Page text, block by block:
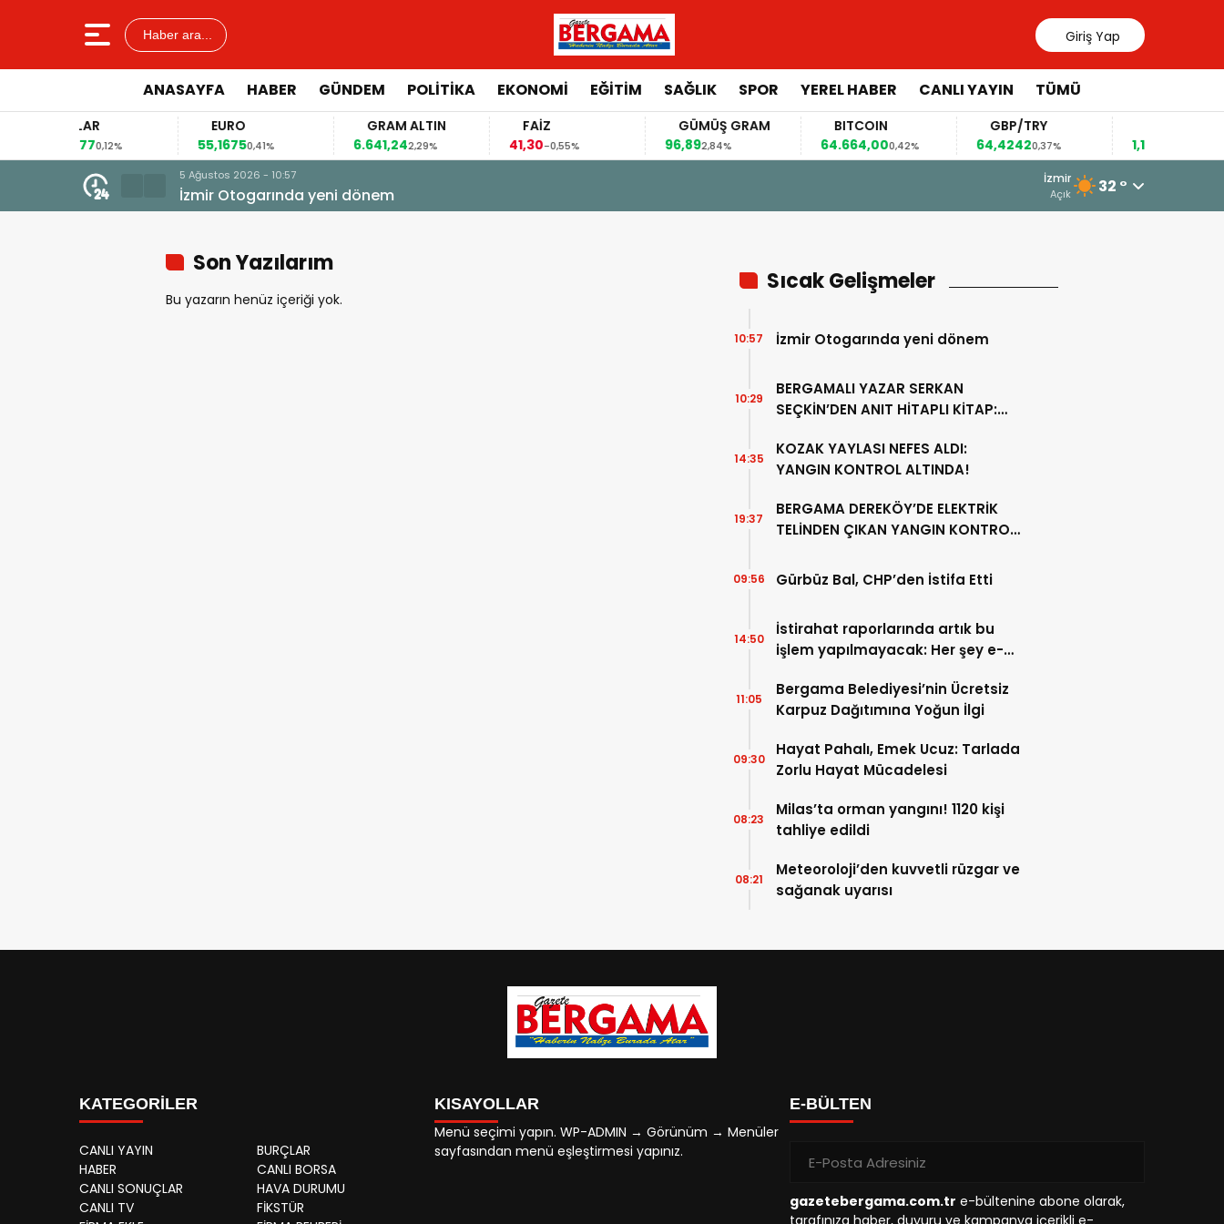
Haber ara... Giriş Yap
ANASAYFA HABER GÜNDEM POLİTİKA EKONOMİ EĞİTİM SAĞLIK SPOR YEREL HABER CANLI YAYIN TÜMÜ
0,12%
EURO
55,16750,41%
GRAM ALTIN
6.641,242,29%
FAİZ
41,30
-0,55%
GÜMÜŞ GRAM
96,892,84%
BITCOIN
64.664,000,42%
GBP/TRY
64,42420,37%
EUR/USD
1,1561
0,31%
BERGAMALI YAZAR SERKAN SEÇKİN’DEN ANIT HİTAPLI KİTAP: “PERGAMON’DAN ARTVİN’E” KOZAK
İzmir
Açık 32 °
Son Yazılarım
Bu yazarın henüz içeriği yok.
Sıcak Gelişmeler
İzmir Otogarında yeni dönem
10:57
BERGAMALI YAZAR SERKAN
SEÇKİN’DEN ANIT HİTAPLI KİTAP:
10:29
KOZAK YAYLASI NEFES ALDI:
YANGIN KONTROL ALTINDA!
14:35
BERGAMA DEREKÖY’DE ELEKTRİK
TELİNDEN ÇIKAN YANGIN KONTROL
19:37
Gürbüz Bal, CHP’den İstifa Etti
09:56
İstirahat raporlarında artık bu
işlem yapılmayacak: Her şey e-
14:50
Bergama Belediyesi’nin Ücretsiz
Karpuz Dağıtımına Yoğun İlgi
11:05
Hayat Pahalı, Emek Ucuz: Tarlada
Zorlu Hayat Mücadelesi
09:30
Milas’ta orman yangını! 1120 kişi
tahliye edildi
08:23
Meteoroloji’den kuvvetli rüzgar ve
sağanak uyarısı
08:21
KATEGORİLER
CANLI YAYIN
BURÇLAR
HABER
CANLI BORSA
CANLI SONUÇLAR
HAVA DURUMU
CANLI TV
FİKSTÜR
KISAYOLLAR
Menü seçimi yapın. WP-ADMIN → Görünüm → Menüler
sayfasından menü eşleştirmesi yapınız.
E-BÜLTEN
gazetebergama.com.tr e-bültenine abone olarak,
tarafınıza haber, duyuru ve kampanya içerikli e-